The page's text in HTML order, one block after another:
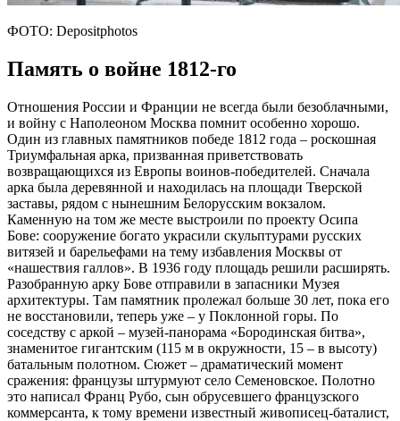
ФОТО: Depositphotos
Память о войне 1812-го
Отношения России и Франции не всегда были безоблачными,
и войну с Наполеоном Москва помнит особенно хорошо.
Один из главных памятников победе 1812 года – роскошная
Триумфальная арка, призванная приветствовать
возвращающихся из Европы воинов-победителей. Сначала
арка была деревянной и находилась на площади Тверской
заставы, рядом с нынешним Белорусским вокзалом.
Каменную на том же месте выстроили по проекту Осипа
Бове: сооружение богато украсили скульптурами русских
витязей и барельефами на тему избавления Москвы от
«нашествия галлов». В 1936 году площадь решили расширять.
Разобранную арку Бове отправили в запасники Музея
архитектуры. Там памятник пролежал больше 30 лет, пока его
не восстановили, теперь уже – у Поклонной горы. По
соседству с аркой – музей-панорама «Бородинская битва»,
знаменитое гигантским (115 м в окружности, 15 – в высоту)
батальным полотном. Сюжет – драматический момент
сражения: французы штурмуют село Семеновское. Полотно
это написал Франц Рубо, сын обрусевшего французского
коммерсанта, к тому времени известный живописец-баталист,